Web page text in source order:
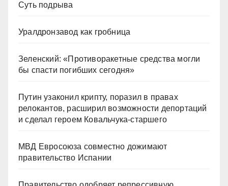
Суть подрыва
Уралдронзавод как гробница
Зеленский: «Противоракетные средства могли
бы спасти погибших сегодня»
Путин узаконил крипту, поразил в правах
релокантов, расширил возможности депортаций
и сделал героем Ковальчука-старшего
МВД Евросоюза совместно дожимают
правительство Испании